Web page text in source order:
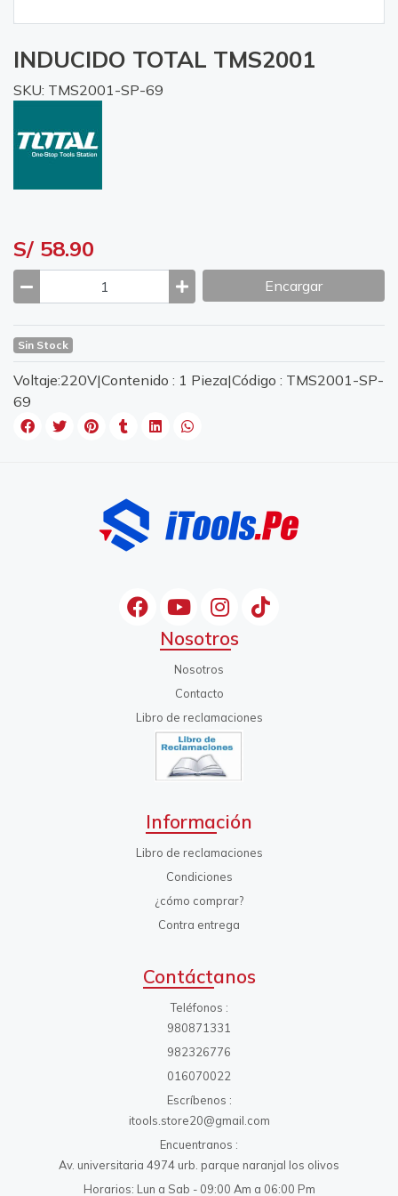
INDUCIDO TOTAL TMS2001
SKU: TMS2001-SP-69
S/ 58.90
Encargar
Sin Stock
Voltaje:220V|Contenido : 1 Pieza|Código : TMS2001-SP-
69
Nosotros
Nosotros
Contacto
Libro de reclamaciones
Información
Libro de reclamaciones
Condiciones
¿cómo comprar?
Contra entrega
Contáctanos
Teléfonos
980871331
982326776
016070022
Escríbenos
itools.store20@gmail.com
Encuentranos
Av. universitaria 4974 urb. parque naranjal los olivos
Horarios: Lun a Sab - 09:00 Am a 06:00 Pm